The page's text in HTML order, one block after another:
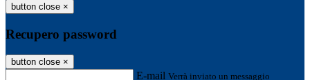
button close ×
Recupero password
button close ×
E-mail Verrà inviato un messaggio